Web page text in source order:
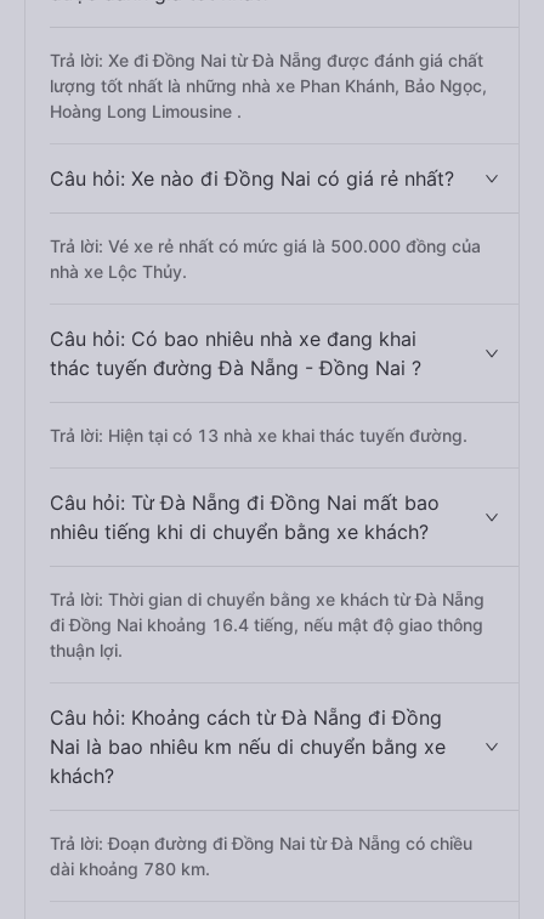
Trả lời: Xe đi Đồng Nai từ Đà Nẵng được đánh giá chất
lượng tốt nhất là những nhà xe Phan Khánh, Bảo Ngọc,
Hoàng Long Limousine .
Câu hỏi: Xe nào đi Đồng Nai có giá rẻ nhất?
Trả lời: Vé xe rẻ nhất có mức giá là 500.000 đồng của
nhà xe Lộc Thủy.
Câu hỏi: Có bao nhiêu nhà xe đang khai
thác tuyến đường Đà Nẵng - Đồng Nai ?
Trả lời: Hiện tại có 13 nhà xe khai thác tuyến đường.
Câu hỏi: Từ Đà Nẵng đi Đồng Nai mất bao
nhiêu tiếng khi di chuyển bằng xe khách?
Trả lời: Thời gian di chuyển bằng xe khách từ Đà Nẵng
đi Đồng Nai khoảng 16.4 tiếng, nếu mật độ giao thông
thuận lợi.
Câu hỏi: Khoảng cách từ Đà Nẵng đi Đồng
Nai là bao nhiêu km nếu di chuyển bằng xe
khách?
Trả lời: Đoạn đường đi Đồng Nai từ Đà Nẵng có chiều
dài khoảng 780 km.